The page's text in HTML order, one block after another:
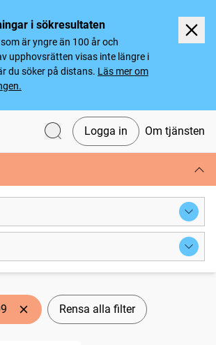
i sökresultaten
är yngre än 100 år och
upphovsrätten visas inte längre i
du söker på distans. Läs mer om
Logga in Om tjänsten
Rensa alla filter